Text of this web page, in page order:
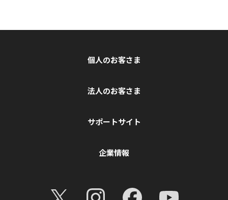
個人のお客さま
法人のお客さま
サポートサイト
企業情報